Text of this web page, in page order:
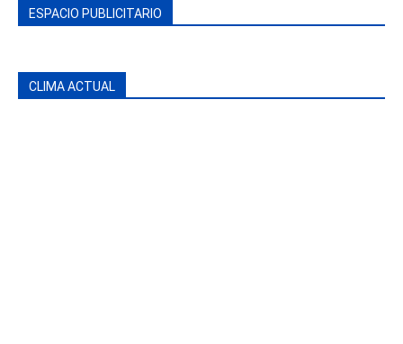
ESPACIO PUBLICITARIO
CLIMA ACTUAL